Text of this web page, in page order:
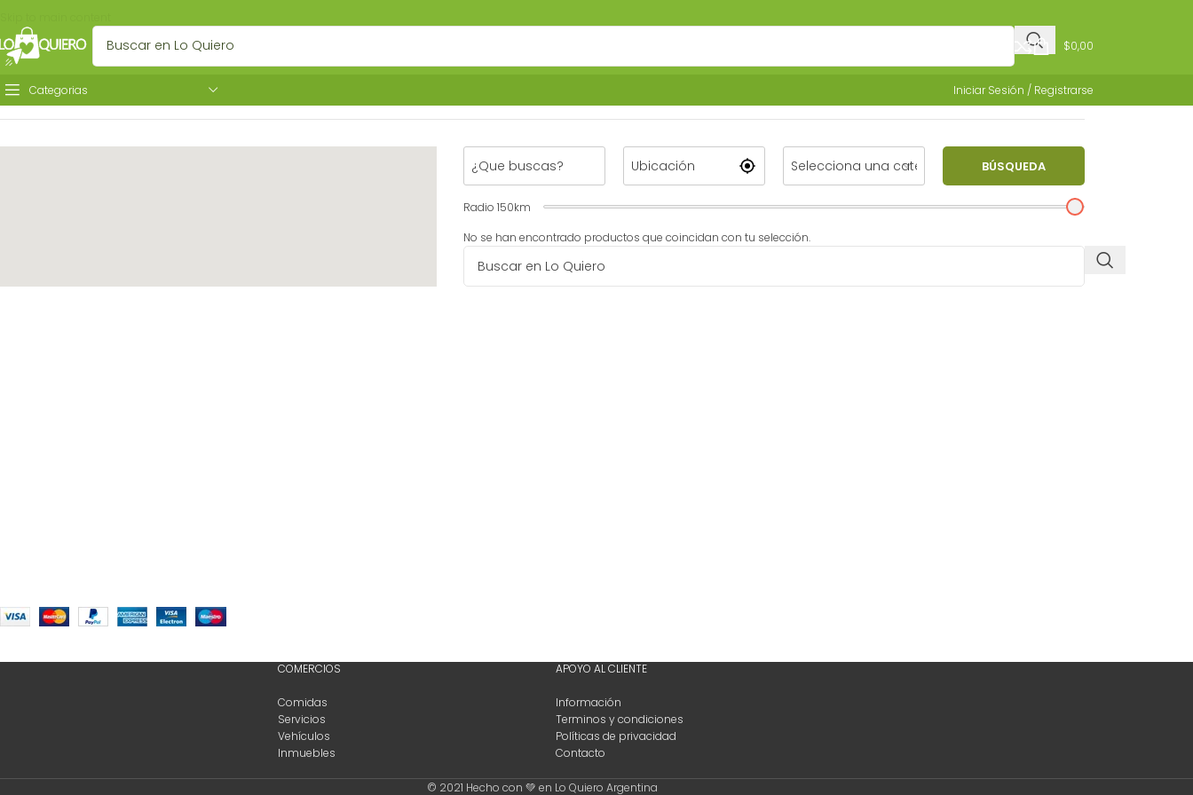
$0,00
Categorias Iniciar Sesión / Registrarse
BÚSQUEDA
Radio 150km
No se han encontrado productos que coincidan con tu selección.
COMERCIOS
Comidas
Servicios
Vehículos
Inmuebles
APOYO AL CLIENTE
Información
Terminos y condiciones
Políticas de privacidad
Contacto
© 2021 Hecho con 💚 en Lo Quiero Argentina